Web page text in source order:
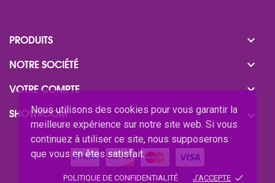
Nous utilisons des cookies pour vous garantir la
meilleure expérience sur notre site web. Si vous
continuez à utiliser ce site, nous supposerons
que vous en êtes satisfait.
POLITIQUE DE CONFIDENTIALITÉ J'ACCEPTE done
PRODUITS 
NOTRE SOCIÉTÉ 
VOTRE COMPTE 
SHOWROOM 